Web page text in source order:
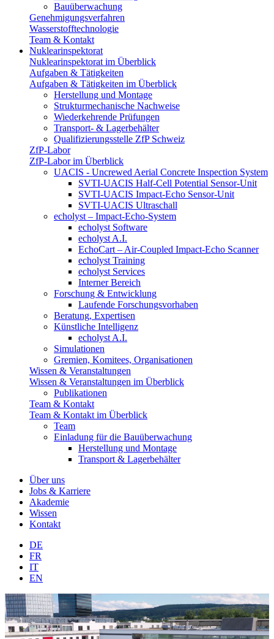
Bauüberwachung
Genehmigungsverfahren
Wasserstofftechnologie
Team & Kontakt
Nuklearinspektorat
Nuklearinspektorat im Überblick
Aufgaben & Tätigkeiten
Aufgaben & Tätigkeiten im Überblick
Herstellung und Montage
Strukturmechanische Nachweise
Wiederkehrende Prüfungen
Transport- & Lagerbehälter
Qualifizierungsstelle ZfP Schweiz
ZfP-Labor
ZfP-Labor im Überblick
UACIS - Uncrewed Aerial Concrete Inspection System
SVTI-UACIS Half-Cell Potential Sensor-Unit
SVTI-UACIS Impact-Echo Sensor-Unit
SVTI-UACIS Ultraschall
echolyst – Impact-Echo-System
echolyst Software
echolyst A.I.
EchoCart – Air-Coupled Impact-Echo Scanner
echolyst Training
echolyst Services
Interner Bereich
Forschung & Entwicklung
Laufende Forschungsvorhaben
Beratung, Expertisen
Künstliche Intelligenz
echolyst A.I.
Simulationen
Gremien, Komitees, Organisationen
Wissen & Veranstaltungen
Wissen & Veranstaltungen im Überblick
Publikationen
Team & Kontakt
Team & Kontakt im Überblick
Team
Einladung für die Bauüberwachung
Herstellung und Montage
Transport & Lagerbehälter
Über uns
Jobs & Karriere
Akademie
Wissen
Kontakt
DE
FR
IT
EN